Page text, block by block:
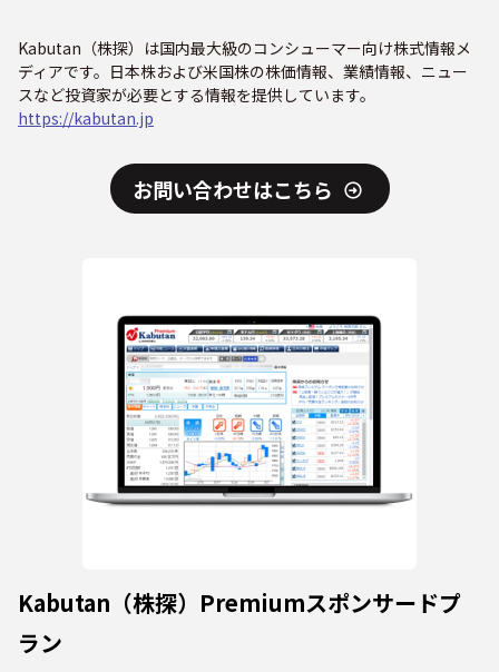
Kabutan（株探）は国内最大級のコンシューマー向け株式情報メ
ディアです。日本株および米国株の株価情報、業績情報、ニュー
スなど投資家が必要とする情報を提供しています。
https://kabutan.jp
お問い合わせはこちら
Kabutan（株探）Premiumスポンサードプ
ラン